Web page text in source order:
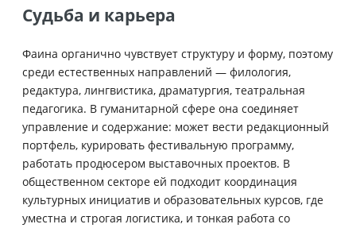
Судьба и карьера
Фаина органично чувствует структуру и форму, поэтому
среди естественных направлений — филология,
редактура, лингвистика, драматургия, театральная
педагогика. В гуманитарной сфере она соединяет
управление и содержание: может вести редакционный
портфель, курировать фестивальную программу,
работать продюсером выставочных проектов. В
общественном секторе ей подходит координация
культурных инициатив и образовательных курсов, где
уместна и строгая логистика, и тонкая работа со